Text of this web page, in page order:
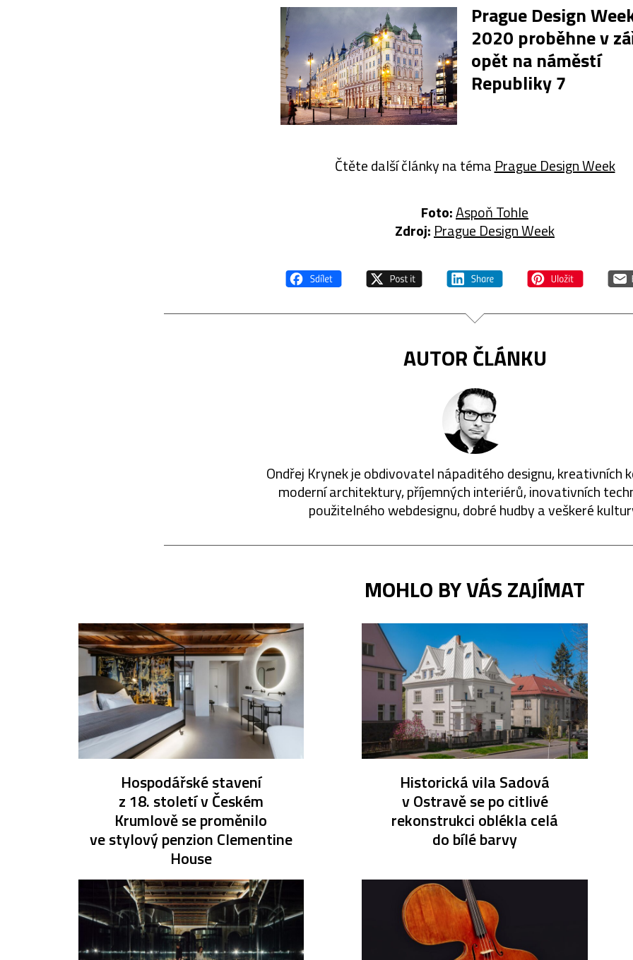
Prague Design
2020 proběhne v
opět na náměstí
Republiky 7
Čtěte další články na téma Prague Design Week
Foto:Aspoň Tohle
Zdroj: Prague Design Week
AUTOR ČLÁNKU
Ondřej Krynek je obdivovatel nápaditého designu, kreativních
moderní architektury, příjemných interiérů, inovativních
použitelného webdesignu, dobré hudby a veškeré
MOHLO BY VÁS ZAJÍMAT
Hospodářské stavení
z 18. století v Českém
Krumlově se proměnilo
ve stylový penzion Clementine
House
Historická vila Sadová
v Ostravě se po citlivé
rekonstrukci oblékla celá
do bílé barvy